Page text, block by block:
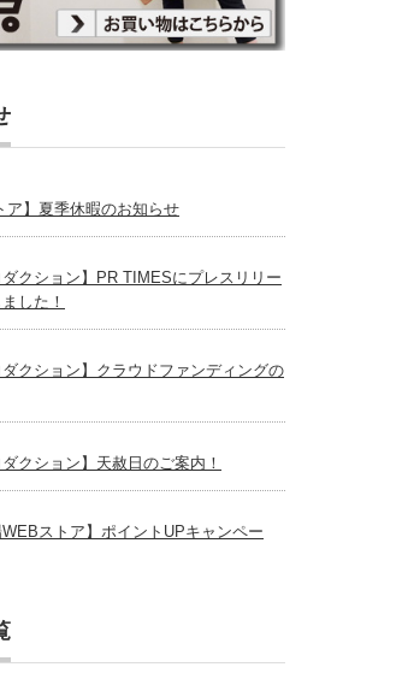
ア】夏季休暇のお知らせ
ダクション】PR TIMESにプレスリリー
した！
ダクション】クラウドファンディングの
ダクション】天赦日のご案内！
WEBストア】ポイントUPキャンペー